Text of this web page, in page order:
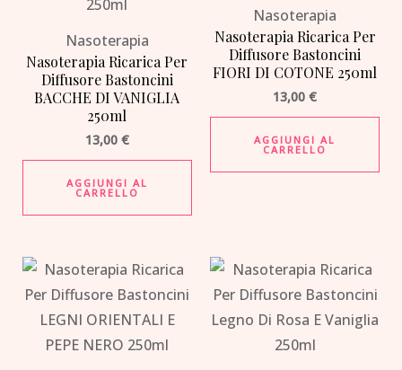
Nasoterapia
Nasoterapia Ricarica Per
Diffusore Bastoncini
BACCHE DI VANIGLIA
250ml
13,00 €
AGGIUNGI AL
CARRELLO
Nasoterapia
Nasoterapia Ricarica Per
Diffusore Bastoncini
FIORI DI COTONE 250ml
13,00€
AGGIUNGI AL
CARRELLO